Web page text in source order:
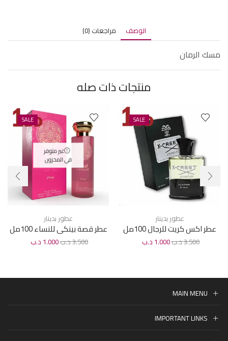
الوصف مراجعات (0)
مسك الرمان
منتجات ذات صله
SALE
عطور بدينار
عطر اكس كريت للرجال 100مل
3.500د.ب1.000 د.ب
SALE
غير متوفر
في المخزون
عطور بدينار
عطر قصة بينكى للنساء 100مل
3.500د.ب1.000 د.ب
MAIN MENU
IMPORTANT LINKS